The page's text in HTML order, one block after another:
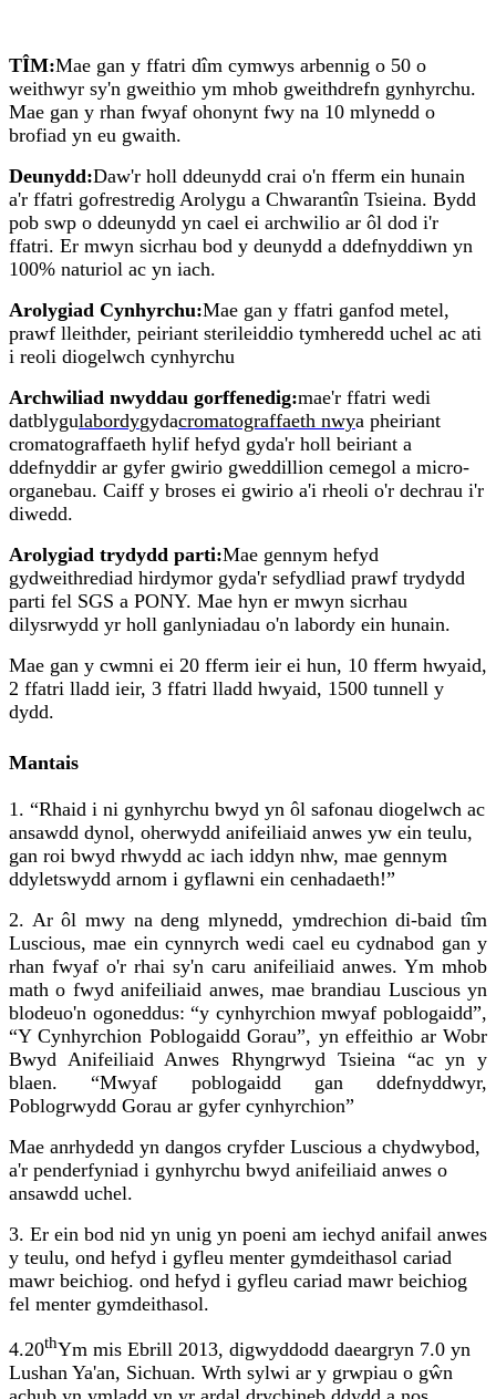
TÎM:Mae gan y ffatri dîm cymwys arbennig o 50 o
weithwyr sy'n gweithio ym mhob gweithdrefn gynhyrchu.
Mae gan y rhan fwyaf ohonynt fwy na 10 mlynedd o
brofiad yn eu gwaith.
Deunydd:Daw'r holl ddeunydd crai o'n fferm ein hunain
a'r ffatri gofrestredig Arolygu a Chwarantîn Tsieina. Bydd
pob swp o ddeunydd yn cael ei archwilio ar ôl dod i'r
ffatri. Er mwyn sicrhau bod y deunydd a ddefnyddiwn yn
100% naturiol ac yn iach.
Arolygiad Cynhyrchu:Mae gan y ffatri ganfod metel,
prawf lleithder, peiriant sterileiddio tymheredd uchel ac ati
i reoli diogelwch cynhyrchu
Archwiliad nwyddau gorffenedig:mae'r ffatri wedi
datblygulabordygydacromatograffaeth nwya pheiriant
cromatograffaeth hylif hefyd gyda'r holl beiriant a
ddefnyddir ar gyfer gwirio gweddillion cemegol a micro-
organebau. Caiff y broses ei gwirio a'i rheoli o'r dechrau i'r
diwedd.
Arolygiad trydydd parti:Mae gennym hefyd
gydweithrediad hirdymor gyda'r sefydliad prawf trydydd
parti fel SGS a PONY. Mae hyn er mwyn sicrhau
dilysrwydd yr holl ganlyniadau o'n labordy ein hunain.
Mae gan y cwmni ei 20 fferm ieir ei hun, 10 fferm hwyaid,
2 ffatri lladd ieir, 3 ffatri lladd hwyaid, 1500 tunnell y
dydd.
Mantais
1. “Rhaid i ni gynhyrchu bwyd yn ôl safonau diogelwch ac
ansawdd dynol, oherwydd anifeiliaid anwes yw ein teulu,
gan roi bwyd rhwydd ac iach iddyn nhw, mae gennym
ddyletswydd arnom i gyflawni ein cenhadaeth!”
2. Ar ôl mwy na deng mlynedd, ymdrechion di-baid tîm
Luscious, mae ein cynnyrch wedi cael eu cydnabod gan y
rhan fwyaf o'r rhai sy'n caru anifeiliaid anwes. Ym mhob
math o fwyd anifeiliaid anwes, mae brandiau Luscious yn
blodeuo'n ogoneddus: “y cynhyrchion mwyaf poblogaidd”,
“Y Cynhyrchion Poblogaidd Gorau”, yn effeithio ar Wobr
Bwyd Anifeiliaid Anwes Rhyngrwyd Tsieina “ac yn y
blaen. “Mwyaf poblogaidd gan ddefnyddwyr,
Poblogrwydd Gorau ar gyfer cynhyrchion”
Mae anrhydedd yn dangos cryfder Luscious a chydwybod,
a'r penderfyniad i gynhyrchu bwyd anifeiliaid anwes o
ansawdd uchel.
3. Er ein bod nid yn unig yn poeni am iechyd anifail anwes
y teulu, ond hefyd i gyfleu menter gymdeithasol cariad
mawr beichiog. ond hefyd i gyfleu cariad mawr beichiog
fel menter gymdeithasol.
4.20thYm mis Ebrill 2013, digwyddodd daeargryn 7.0 yn
Lushan Ya'an, Sichuan. Wrth sylwi ar y grwpiau o gŵn